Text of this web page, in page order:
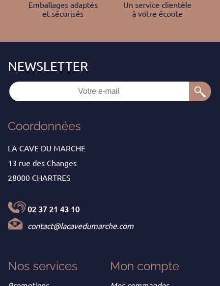
Emballages adaptés
et sécurisés
Un service clientèle
à votre écoute
Coordonnées
LA CAVE DU MARCHE
13 rue des Changes
28000 CHARTRES
02 37 21 43 10
contact@lacavedumarche.com
Nos services Mon compte